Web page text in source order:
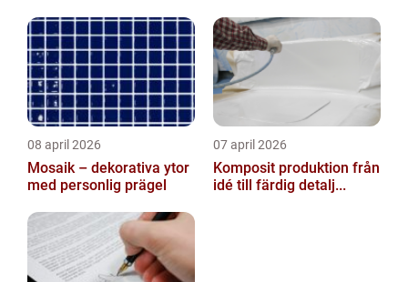
08 april 2026
Mosaik – dekorativa ytor
med personlig prägel
07 april 2026
Komposit produktion från
idé till färdig detalj...